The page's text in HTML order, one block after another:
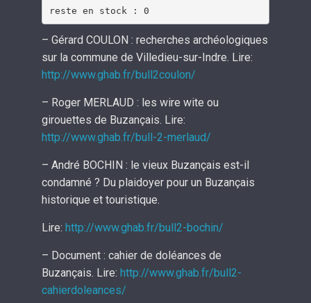
reste en stock : 0
– Gérard COULON : recherches archéologiques
sur la commune de Villedieu-sur-Indre. Lire:
http://www.ghab.fr/bull2coulon/
– Roger MERLAUD : les wire wite ou
girouettes de Buzançais. Lire:
http://www.ghab.fr/bull-2-merlaud/
– André BOCHIN : le vieux Buzançais est-il
condamné ? Du plaidoyer pour un Buzançais
historique et touristique.
Lire: http://www.ghab.fr/bull2-bochin/
– Document : cahier de doléances de
Buzançais. Lire: http://www.ghab.fr/bull2-
cahierdoleances/